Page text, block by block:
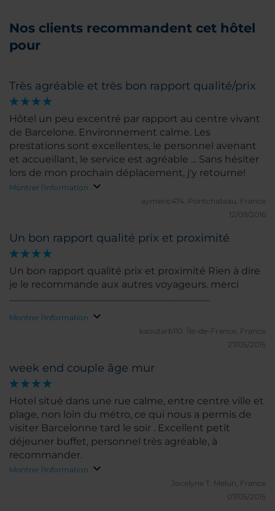
Nos clients recommandent cet hôtel
pour
Très agréable et très bon rapport qualité/prix
Hôtel un peu excentré par rapport au centre vivant
de Barcelone. Environnement calme. Les
prestations sont excellentes, le personnel avenant
et accueillant, le service est agréable ... Sans hésiter
lors de mon prochain déplacement, j'y retourne!
Montrer l'information
aymeric474.
Pontchateau, France
12/09/2016
Un bon rapport qualité prix et proximité
Un bon rapport qualité prix et proximité Rien à dire
je le recommande aux autres voyageurs. merci
.............................................................................................................
Montrer l'information
kaoutarb110. Île-de-France, France
27/05/2015
week end couple âge mur
Hotel situé dans une rue calme, entre centre ville et
plage, non loin du métro, ce qui nous a permis de
visiter Barcelonne tard le soir . Excellent petit
déjeuner buffet, personnel très agréable, à
recommander.
Montrer l'information
Jocelyne T. Melun, France
07/05/2015